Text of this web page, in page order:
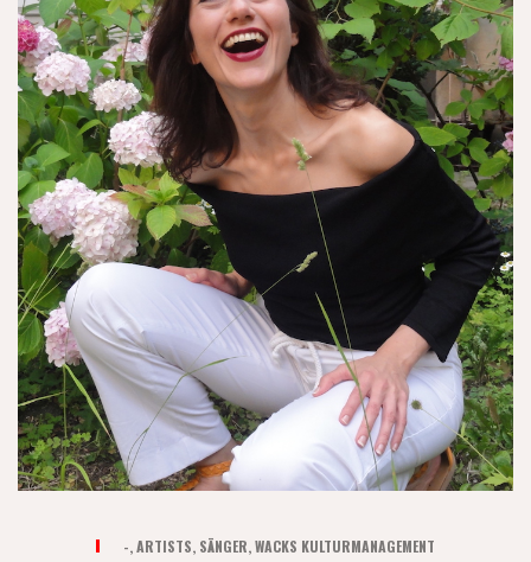
-,ARTISTS, SÄNGER,WACKS KULTURMANAGEMENT